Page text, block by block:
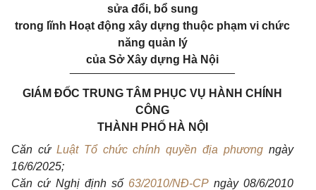
sửa đổi, bổ sung
trong lĩnh Hoạt động xây dựng thuộc phạm vi chức
năng quản lý
của Sở Xây dựng Hà Nội
__________________________
GIÁM ĐỐC TRUNG TÂM PHỤC VỤ HÀNH CHÍNH
CÔNG
THÀNH PHỐ HÀ NỘI
Căn cứ Luật Tổ chức chính quyền địa phương ngày
16/6/2025;
Căn cứ Nghị định số 63/2010/NĐ-CPngày 08/6/2010